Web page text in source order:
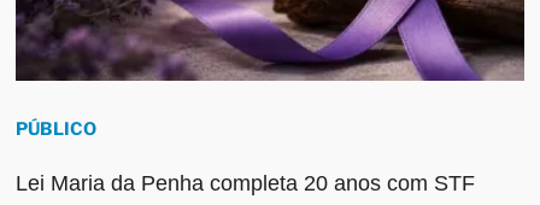
PÚBLICO
Lei Maria da Penha completa 20 anos com STF